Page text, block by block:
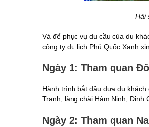
Hải
Và để phục vụ du cầu của du
công ty du lịch Phú Quốc Xanh
Ngày 1: Tham quan
Hành trình bắt đầu đưa du
Tranh, làng chài Hàm Ninh, Dinh
Ngày 2: Tham quan